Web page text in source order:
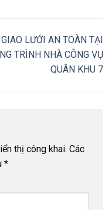
GIAO LƯỚI AN TOÀN TẠI
TRÌNH NHÀ CÔNG VỤ
QUÂN KHU 7
thị công khai. Các
*